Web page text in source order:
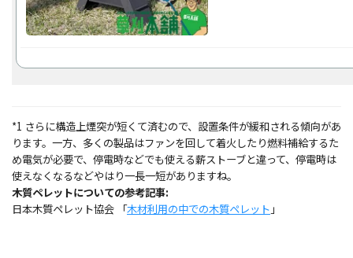
*1 さらに構造上煙突が短くて済むので、設置条件が緩和される傾向があ
ります。一方、多くの製品はファンを回して着火したり燃料補給するた
め電気が必要で、停電時などでも使える薪ストーブと違って、停電時は
使えなくなるなどやはり一長一短がありますね。
木質ペレットについての参考記事:
日本木質ペレット協会 「木材利用の中での木質ペレット 」